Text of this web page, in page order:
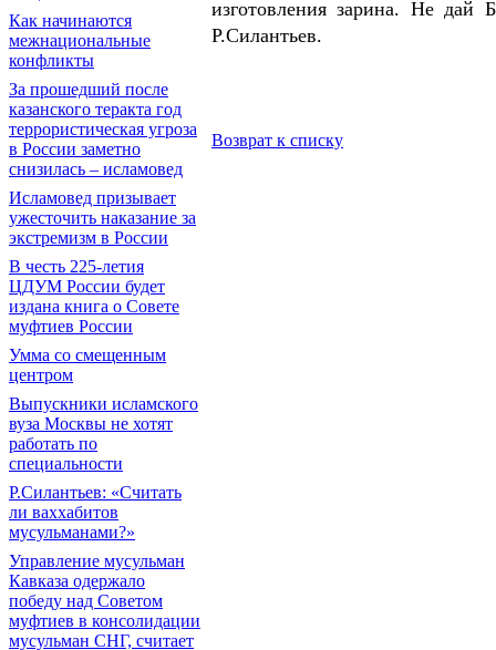
Как начинаются
межнациональные
конфликты
За прошедший после
казанского теракта год
террористическая угроза
в России заметно
снизилась – исламовед
Исламовед призывает
ужесточить наказание за
экстремизм в России
В честь 225-летия
ЦДУМ России будет
издана книга о Совете
муфтиев России
Умма со смещенным
центром
Выпускники исламского
вуза Москвы не хотят
работать по
специальности
Р.Силантьев: «Считать
ли ваххабитов
мусульманами?»
Управление мусульман
Кавказа одержало
победу над Советом
муфтиев в консолидации
мусульман СНГ, считает
изготовления зарина. Не дай
Р.Силантьев.
Возврат к списку